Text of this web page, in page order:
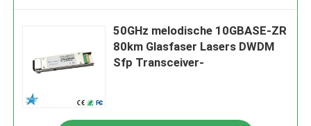
50GHz melodische 10GBASE-ZR
80km Glasfaser Lasers DWDM
Sfp Transceiver-